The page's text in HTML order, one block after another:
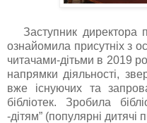
Заступник директора
ознайомила присутніх з
читачами-дітьми в 2019
напрямки діяльності,
вже існуючих та
бібліотек. Зробила
-дітям” (популярні дитячі